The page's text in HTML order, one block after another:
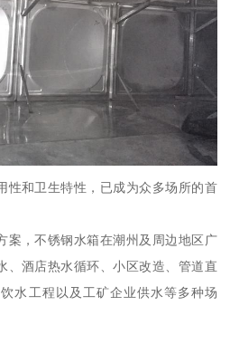
性和卫生特性，已成为众多场所的首
案，不锈钢水箱在潮州及周边地区广
、酒店热水循环、小区改造、管道直
水工程以及工矿企业供水等多种场